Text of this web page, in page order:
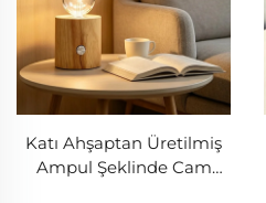
Katı Ahşaptan Üretilmiş
Ampul Şeklinde Cam